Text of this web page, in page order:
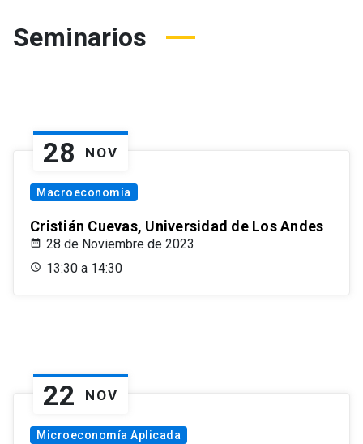
Seminarios
28 NOV
Macroeconomía
Cristián Cuevas, Universidad de Los Andes
28 de Noviembre de 2023
13:30 a 14:30
22 NOV
Microeconomía Aplicada